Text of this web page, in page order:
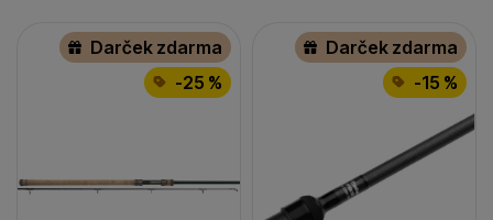
Darček zdarma
-25 %
Darček zdarma
-15 %